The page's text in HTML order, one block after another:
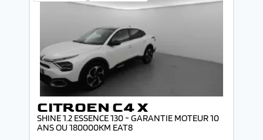
CITROEN C4 X
SHINE 1.2 ESSENCE 130 - GARANTIE MOTEUR 10
ANS OU 180000KM EAT8